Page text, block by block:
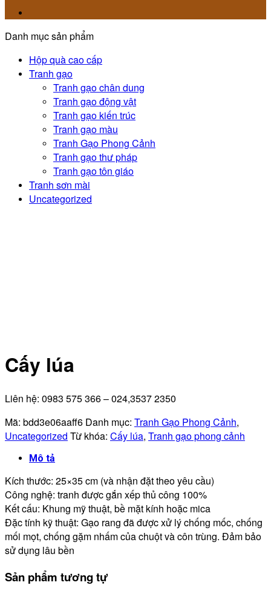
Danh mục sản phẩm
Hộp quà cao cấp
Tranh gạo
Tranh gạo chân dung
Tranh gạo động vật
Tranh gạo kiến trúc
Tranh gạo màu
Tranh Gạo Phong Cảnh
Tranh gạo thư pháp
Tranh gạo tôn giáo
Tranh sơn mài
Uncategorized
Cấy lúa
Liên hệ: 0983 575 366 – 024,3537 2350
Mã: bdd3e06aaff6 Danh mục: Tranh Gạo Phong Cảnh,
Uncategorized Từ khóa: Cấy lúa, Tranh gạo phong cảnh
Mô tả
Kích thước: 25×35 cm (và nhận đặt theo yêu cầu)
Công nghệ: tranh được gắn xếp thủ công 100%
Kết cấu: Khung mỹ thuật, bề mặt kính hoặc mica
Đặc tính kỹ thuật: Gạo rang đã được xử lý chống mốc, chống
mối mọt, chống gặm nhấm của chuột và côn trùng. Đảm bảo
sử dụng lâu bền
Sản phẩm tương tự